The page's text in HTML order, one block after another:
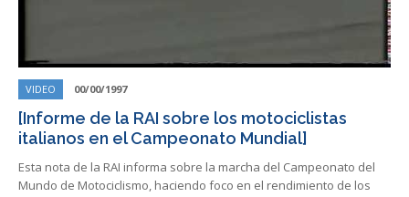
VIDEO 00/00/1997
[Informe de la RAI sobre los motociclistas
italianos en el Campeonato Mundial]
Esta nota de la RAI informa sobre la marcha del Campeonato del
Mundo de Motociclismo, haciendo foco en el rendimiento de los